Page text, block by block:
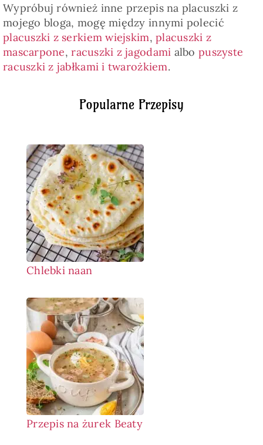
Popularne Przepisy
Chlebki naan
Przepis na żurek Beaty
Wypróbuj również inne przepis na placuszki z
mojego bloga, mogę między innymi polecić
placuszki z serkiem wiejskim,placuszki z
mascarpone,racuszki z jagodami albo puszyste
racuszki z jabłkami i twarożkiem.